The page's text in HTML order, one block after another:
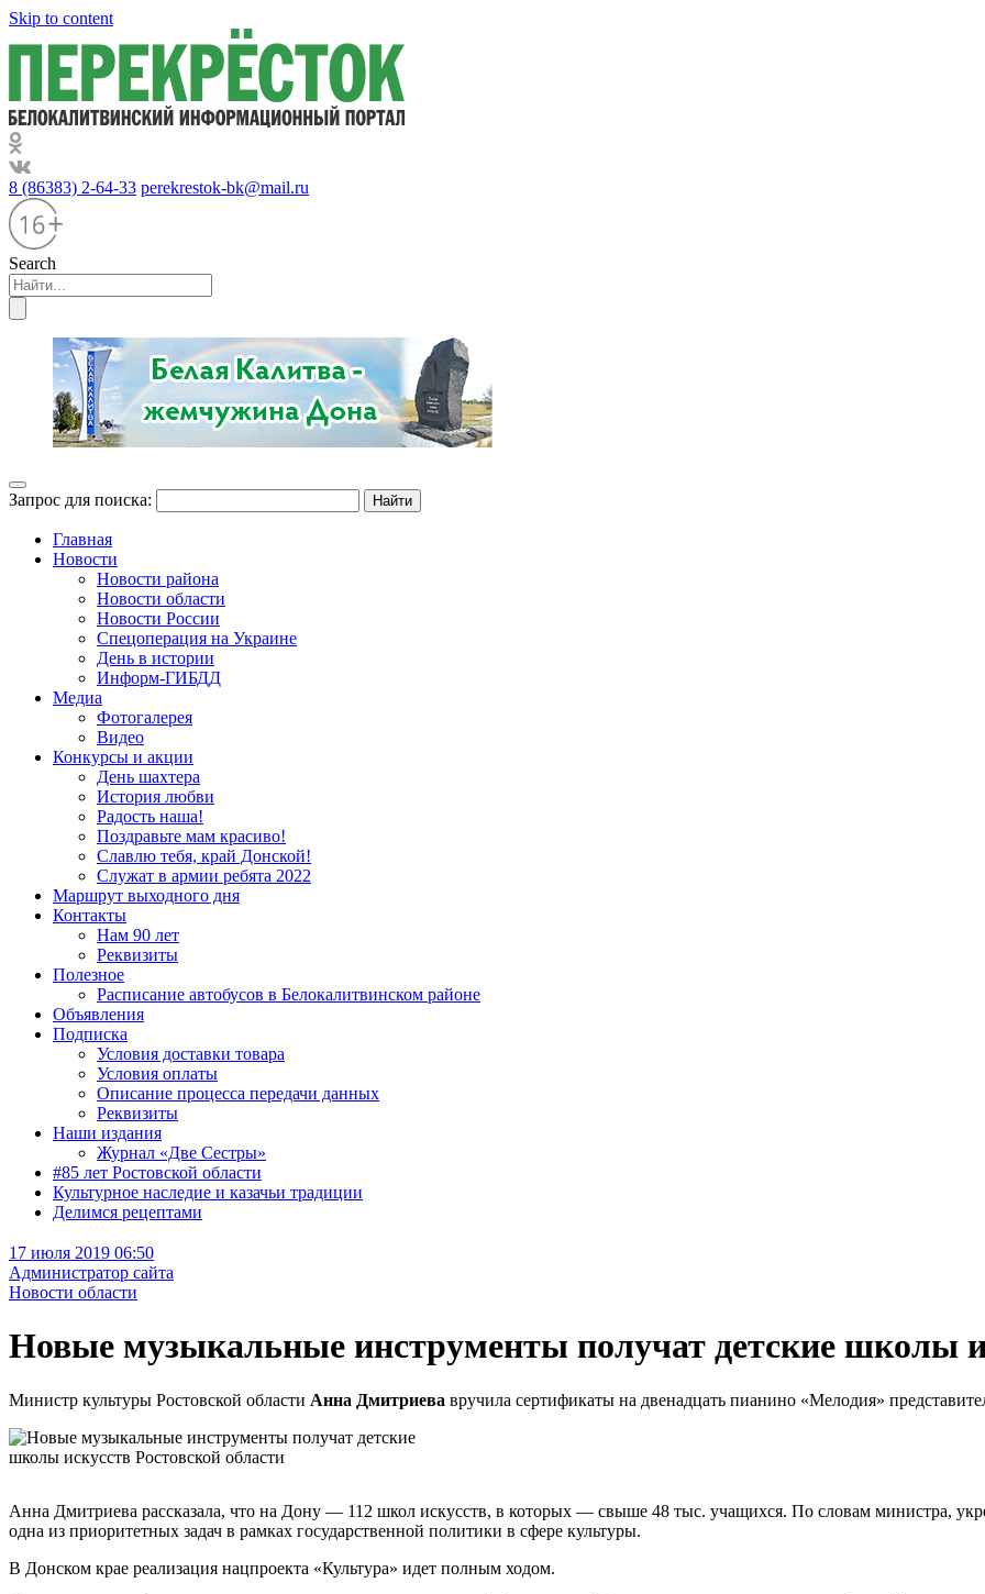
Skip to content
8 (86383) 2-64-33 perekrestok-bk@mail.ru
Search
Запрос для поиска:
Главная
Новости
Новости района
Новости области
Новости России
Спецоперация на Украине
День в истории
Информ-ГИБДД
Медиа
Фотогалерея
Видео
Конкурсы и акции
День шахтера
История любви
Радость наша!
Поздравьте мам красиво!
Славлю тебя, край Донской!
Служат в армии ребята 2022
Маршрут выходного дня
Контакты
Нам 90 лет
Реквизиты
Полезное
Расписание автобусов в Белокалитвинском районе
Объявления
Подписка
Условия доставки товара
Условия оплаты
Описание процесса передачи данных
Реквизиты
Наши издания
Журнал «Две Сестры»
#85 лет Ростовской области
Культурное наследие и казачьи традиции
Делимся рецептами
17 июля 2019 06:50
Администратор сайта
Новости области
Новые музыкальные инструменты получат детские школы
Министр культуры Ростовской области Анна Дмитриева вручила сертификаты на двенадцать пианино «Мелодия»
Анна Дмитриева рассказала, что на Дону — 112 школ искусств, в которых — свыше 48 тыс. учащихся. По словам министра,
одна из приоритетных задач в рамках государственной политики в сфере культуры.
В Донском крае реализация нацпроекта «Культура» идет полным ходом.